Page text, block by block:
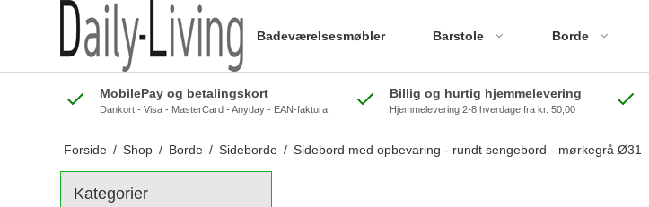
Badeværelsesmøbler Barstole Borde
MobilePay og betalingskort
Dankort - Visa - MasterCard - Anyday - EAN-faktura
Billig og hurtig hjemmelevering
Hjemmelevering 2-8 hverdage fra kr. 50,00
Forside / Shop / Borde / Sideborde / Sidebord med opbevaring - rundt sengebord - mørkegrå Ø31
Kategorier